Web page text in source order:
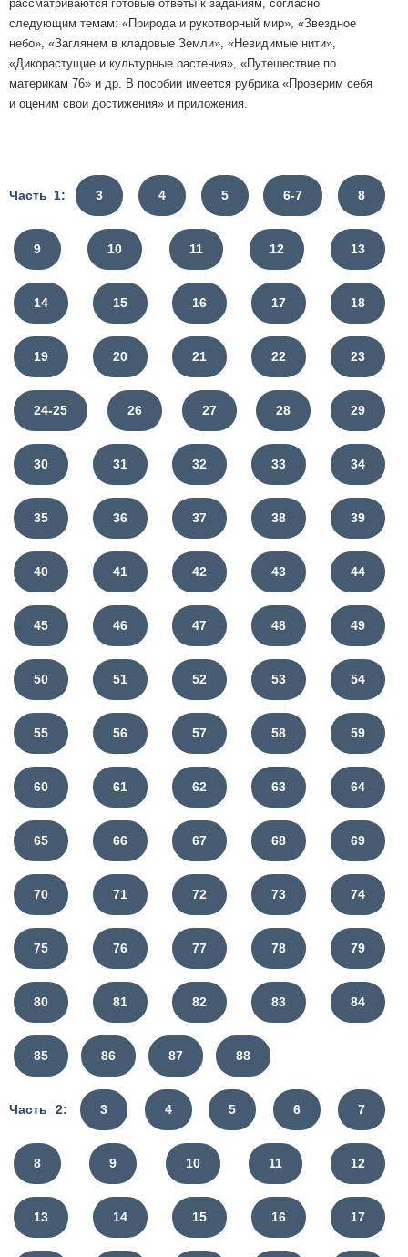
рассматриваются готовые ответы к заданиям, согласно
следующим темам: «Природа и рукотворный мир», «Звездное
небо», «Заглянем в кладовые Земли», «Невидимые нити»,
«Дикорастущие и культурные растения», «Путешествие по
материкам 76» и др. В пособии имеется рубрика «Проверим себя
и оценим свои достижения» и приложения.
Часть 1: 3 4 5 6-7 8
9 10 11 12 13
14 15 16 17 18
19 20 21 22 23
24-25 26 27 28 29
30 31 32 33 34
35 36 37 38 39
40 41 42 43 44
45 46 47 48 49
50 51 52 53 54
55 56 57 58 59
60 61 62 63 64
65 66 67 68 69
70 71 72 73 74
75 76 77 78 79
80 81 82 83 84
85 86 87 88
Часть 2: 3 4 5 6 7
8 9 10 11 12
13 14 15 16 17